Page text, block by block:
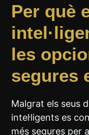
Per què
les
segures
Malgrat els seus
intel·ligents es
més segures per